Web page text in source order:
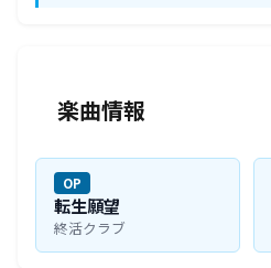
楽曲情報
OP
転生願望
終活クラブ